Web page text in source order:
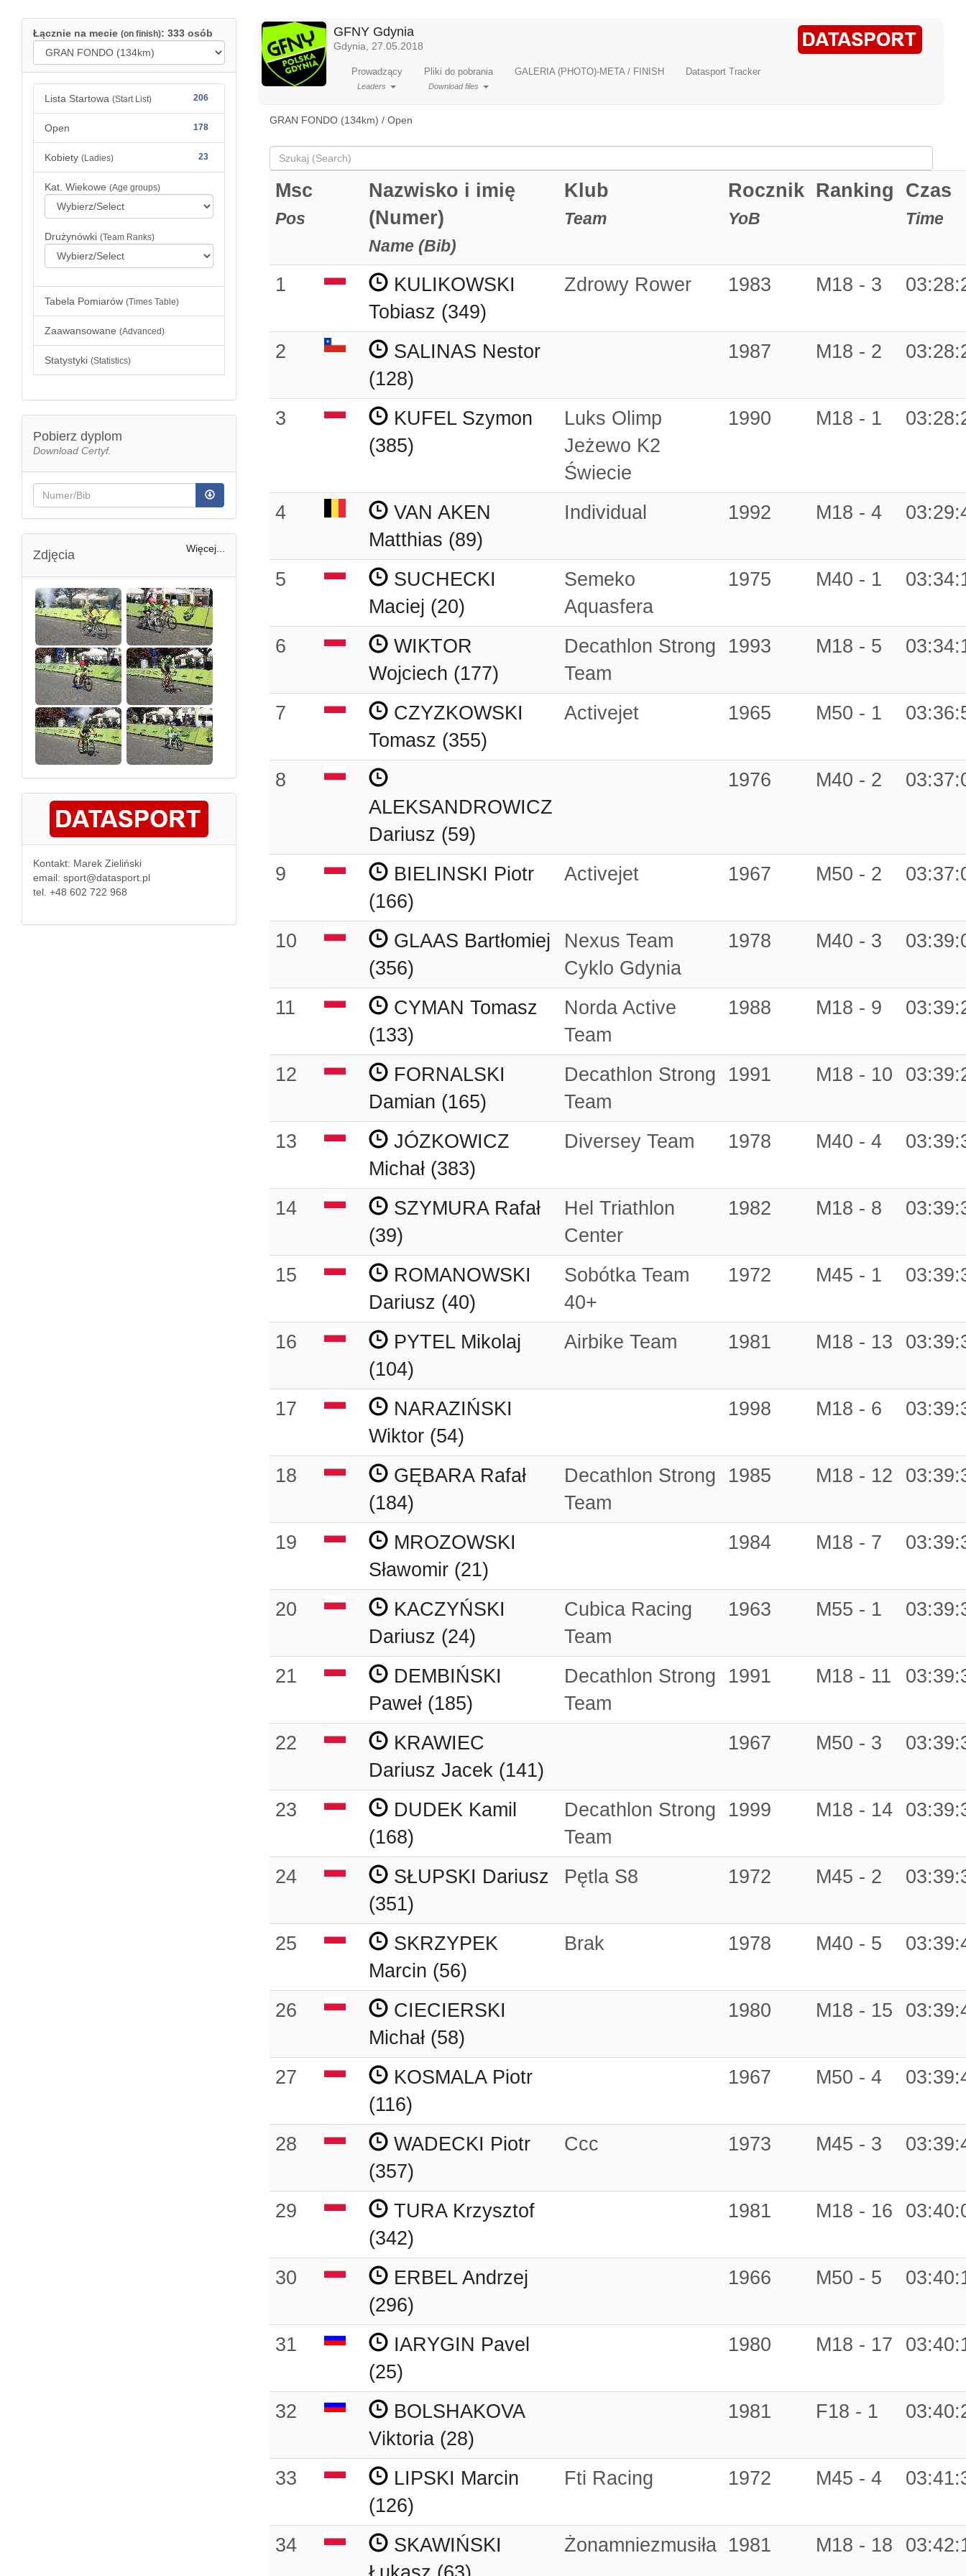
Łącznie na mecie (on finish): 333 osób
Lista Startowa (Start List) 206
Open 178
Kobiety (Ladies) 23
Kat. Wiekowe (Age groups)
Drużynówki (Team Ranks)
Tabela Pomiarów (Times Table)
Zaawansowane (Advanced)
Statystyki (Statistics)
Pobierz dyplom
Download Certyf.
Więcej...
Zdjęcia
Kontakt: Marek Zieliński
email: sport@datasport.pl
tel. +48 602 722 968
GFNY Gdynia
Gdynia, 27.05.2018
Prowadzący
Leaders
Pliki do pobrania
Download files
GALERIA (PHOTO)-META / FINISH Datasport Tracker
GRAN FONDO (134km) / Open
Msc
Pos
Nazwisko i imię
(Numer)
Name (Bib)
Klub
Team
Rocznik
YoB
Ranking Czas
Time
1
KULIKOWSKI
Tobiasz (349)
Zdrowy Rower 1983 M18 - 3
2
SALINAS Nestor
(128)
1987 M18 - 2
3
KUFEL Szymon
(385)
Luks Olimp
Jeżewo K2
Świecie
1990 M18 - 1
4
VAN AKEN
Matthias (89)
Individual 1992 M18 - 4
5
SUCHECKI
Maciej (20)
Semeko
Aquasfera
1975 M40 - 1
6
WIKTOR
Wojciech (177)
Decathlon Strong
Team
1993 M18 - 5
7
CZYZKOWSKI
Tomasz (355)
Activejet 1965 M50 - 1
8
ALEKSANDROWICZ
Dariusz (59)
1976 M40 - 2
9
BIELINSKI Piotr
(166)
Activejet 1967 M50 - 2
10
GLAAS Bartłomiej
(356)
Nexus Team
Cyklo Gdynia
1978 M40 - 3
11
CYMAN Tomasz
(133)
Norda Active
Team
1988 M18 - 9
12
FORNALSKI
Damian (165)
Decathlon Strong
Team
1991 M18 - 10
13
JÓZKOWICZ
Michał (383)
Diversey Team 1978 M40 - 4
14
SZYMURA Rafał
(39)
Hel Triathlon
Center
1982 M18 - 8
15
ROMANOWSKI
Dariusz (40)
Sobótka Team
40+
1972 M45 - 1
16
PYTEL Mikolaj
(104)
Airbike Team 1981 M18 - 13
17
NARAZIŃSKI
Wiktor (54)
1998 M18 - 6
18
GĘBARA Rafał
(184)
Decathlon Strong
Team
1985 M18 - 12
19
MROZOWSKI
Sławomir (21)
1984 M18 - 7
20
KACZYŃSKI
Dariusz (24)
Cubica Racing
Team
1963 M55 - 1
21
DEMBIŃSKI
Paweł (185)
Decathlon Strong
Team
1991 M18 - 11
22
KRAWIEC
Dariusz Jacek (141)
1967 M50 - 3
23
DUDEK Kamil
(168)
Decathlon Strong
Team
1999 M18 - 14
24
SŁUPSKI Dariusz
(351)
Pętla S8 1972 M45 - 2
25
SKRZYPEK
Marcin (56)
Brak 1978 M40 - 5
26
CIECIERSKI
Michał (58)
1980 M18 - 15
27
KOSMALA Piotr
(116)
1967 M50 - 4
28
WADECKI Piotr
(357)
Ccc 1973 M45 - 3
29
TURA Krzysztof
(342)
1981 M18 - 16
30
ERBEL Andrzej
(296)
1966 M50 - 5
31
IARYGIN Pavel
(25)
1980 M18 - 17
32
BOLSHAKOVA
Viktoria (28)
1981 F18 - 1
33
LIPSKI Marcin
(126)
Fti Racing 1972 M45 - 4
34
SKAWIŃSKI
Żonamniezmusiła 1981 M18 - 18